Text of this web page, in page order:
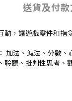
送貨及付
，讓遊戲零件和
法、減法、分數、
聽、批判性思考